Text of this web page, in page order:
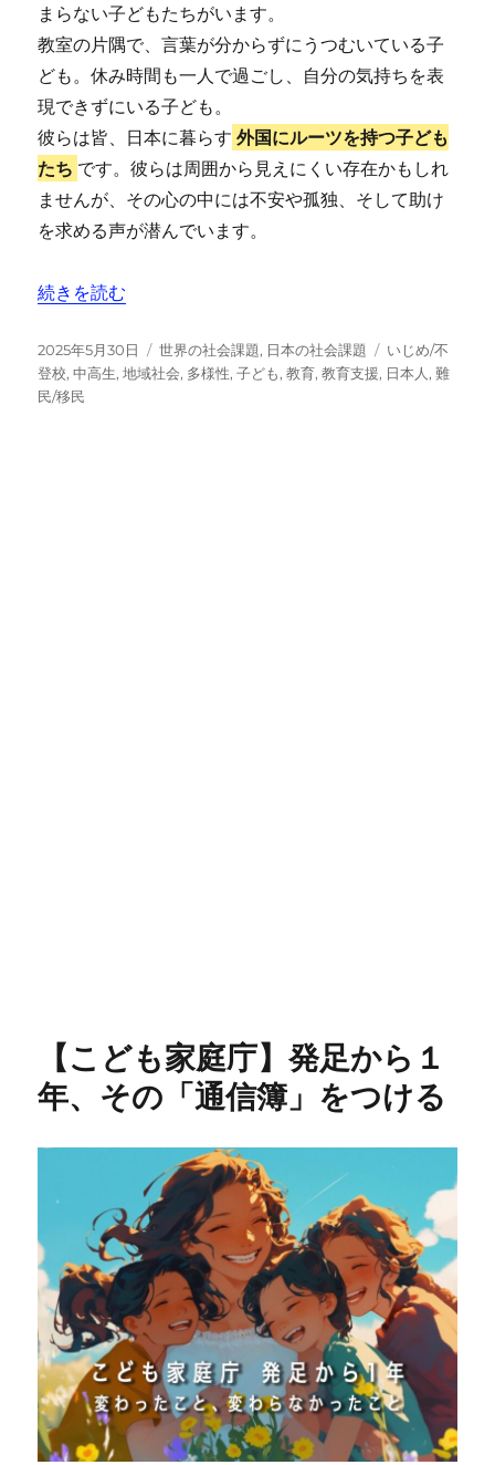
まらない子どもたちがいます。
教室の片隅で、言葉が分からずにうつむいている子
ども。休み時間も一人で過ごし、自分の気持ちを表
現できずにいる子ども。
彼らは皆、日本に暮らす 外国にルーツを持つ子ども
たち です。彼らは周囲から見えにくい存在かもしれ
ませんが、その心の中には不安や孤独、そして助け
を求める声が潜んでいます。
“【外国にルーツを持つ子どもたち】言葉の壁を超え、
続きを読む
投
稿
日:
2025年5月30日
カ
テ
世界の社会課題, 日本の社会課題
タ
グ
いじめ/不
登校,中高生,地域社会, 多様性,子ども,教育,教育支援, 日本人 ,難
民/移民
【こども家庭庁】発足から１
年、その「通信簿」をつける